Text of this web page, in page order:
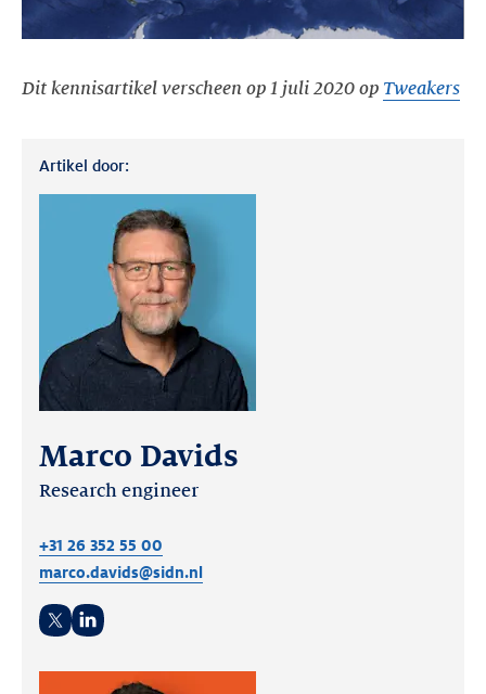
Dit kennisartikel verscheen op 1 juli 2020 op Tweakers
Artikel door:
Marco Davids
Research engineer
+31 26 352 55 00
marco.davids@sidn.nl